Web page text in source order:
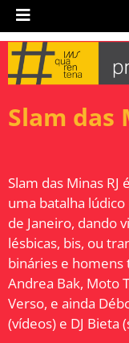
Slam das
Slam das Minas
uma batalha
de Janeiro, dando
lésbicas, bis, ou
bináries e homens
Andrea Bak, Moto
Verso, e ainda
(vídeos) e DJ Bieta